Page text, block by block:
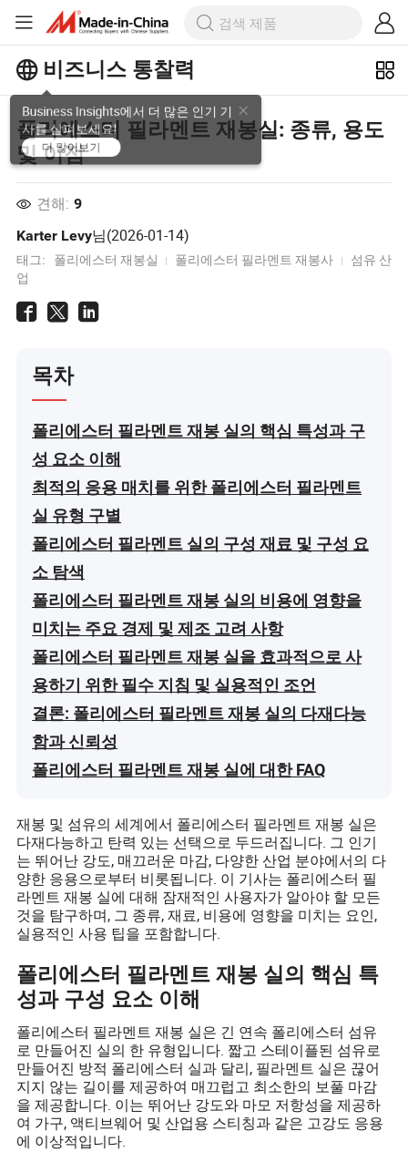
비즈니스 통찰력
Business Insights에서 더 많은 인기 기
사를 살펴보세요!
더 많이보기
폴리에스터 필라멘트 재봉실: 종류, 용도
및 이점
견해: 9
Karter Levy님(2026-01-14)
태그: 폴리에스터 재봉실 폴리에스터 필라멘트 재봉사
섬유 산
업
목차
폴리에스터 필라멘트 재봉 실의 핵심 특성과 구
성 요소 이해
최적의 응용 매치를 위한 폴리에스터 필라멘트
실 유형 구별
폴리에스터 필라멘트 실의 구성 재료 및 구성 요
소 탐색
폴리에스터 필라멘트 재봉 실의 비용에 영향을
미치는 주요 경제 및 제조 고려 사항
폴리에스터 필라멘트 재봉 실을 효과적으로 사
용하기 위한 필수 지침 및 실용적인 조언
결론: 폴리에스터 필라멘트 재봉 실의 다재다능
함과 신뢰성
폴리에스터 필라멘트 재봉 실에 대한 FAQ
재봉 및 섬유의 세계에서 폴리에스터 필라멘트 재봉 실은
다재다능하고 탄력 있는 선택으로 두드러집니다. 그 인기
는 뛰어난 강도, 매끄러운 마감, 다양한 산업 분야에서의 다
양한 응용으로부터 비롯됩니다. 이 기사는 폴리에스터 필
라멘트 재봉 실에 대해 잠재적인 사용자가 알아야 할 모든
것을 탐구하며, 그 종류, 재료, 비용에 영향을 미치는 요인,
실용적인 사용 팁을 포함합니다.
폴리에스터 필라멘트 재봉 실의 핵심 특
성과 구성 요소 이해
폴리에스터 필라멘트 재봉 실은 긴 연속 폴리에스터 섬유
로 만들어진 실의 한 유형입니다. 짧고 스테이플된 섬유로
만들어진 방적 폴리에스터 실과 달리, 필라멘트 실은 끊어
지지 않는 길이를 제공하여 매끄럽고 최소한의 보풀 마감
을 제공합니다. 이는 뛰어난 강도와 마모 저항성을 제공하
여 가구, 액티브웨어 및 산업용 스티칭과 같은 고강도 응용
에 이상적입니다.